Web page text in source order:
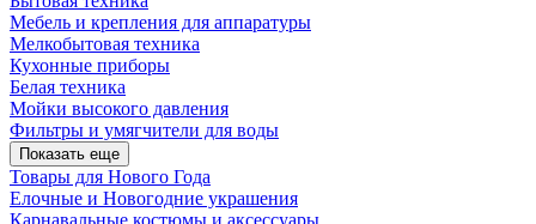
Мебель и крепления для аппаратуры
Мелкобытовая техника
Кухонные приборы
Белая техника
Мойки высокого давления
Фильтры и умягчители для воды
Показать еще
Товары для Нового Года
Елочные и Новогодние украшения
Карнавальные костюмы и аксессуары